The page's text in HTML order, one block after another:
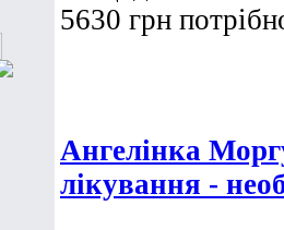
5630 грн
Ангелінка
лікування -